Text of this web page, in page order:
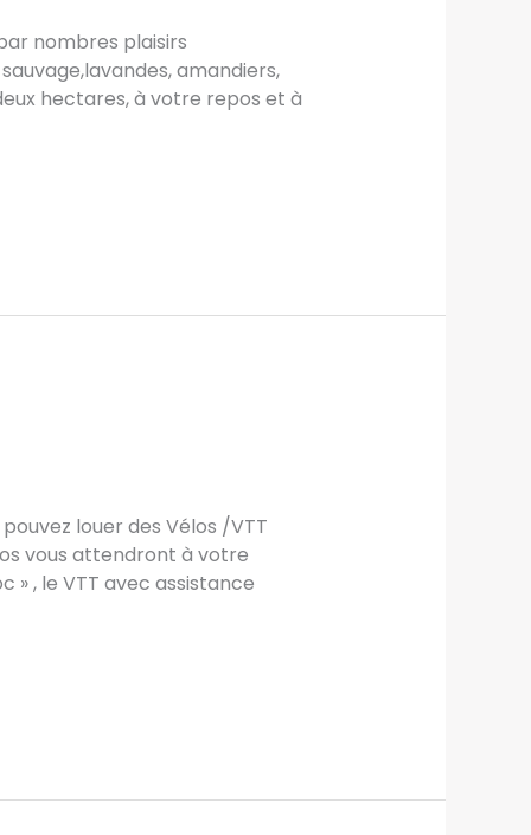
nombres plaisirs
amandiers,
hectares, à votre repos et à
louer des Vélos /VTT
vous attendront à votre
, le VTT avec assistance